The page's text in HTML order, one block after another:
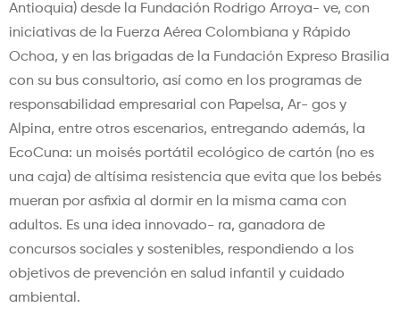
Antioquia) desde la Fundación Rodrigo Arroya- ve, con
iniciativas de la Fuerza Aérea Colombiana y Rápido
Ochoa, y en las brigadas de la Fundación Expreso Brasilia
con su bus consultorio, así como en los programas de
responsabilidad empresarial con Papelsa, Ar- gos y
Alpina, entre otros escenarios, entregando además, la
EcoCuna: un moisés portátil ecológico de cartón (no es
una caja) de altísima resistencia que evita que los bebés
mueran por asfixia al dormir en la misma cama con
adultos. Es una idea innovado- ra, ganadora de
concursos sociales y sostenibles, respondiendo a los
objetivos de prevención en salud infantil y cuidado
ambiental.